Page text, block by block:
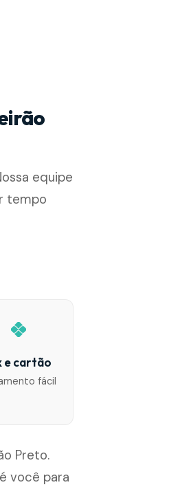
equipe
tempo
e cartão
fácil
Preto.
você para